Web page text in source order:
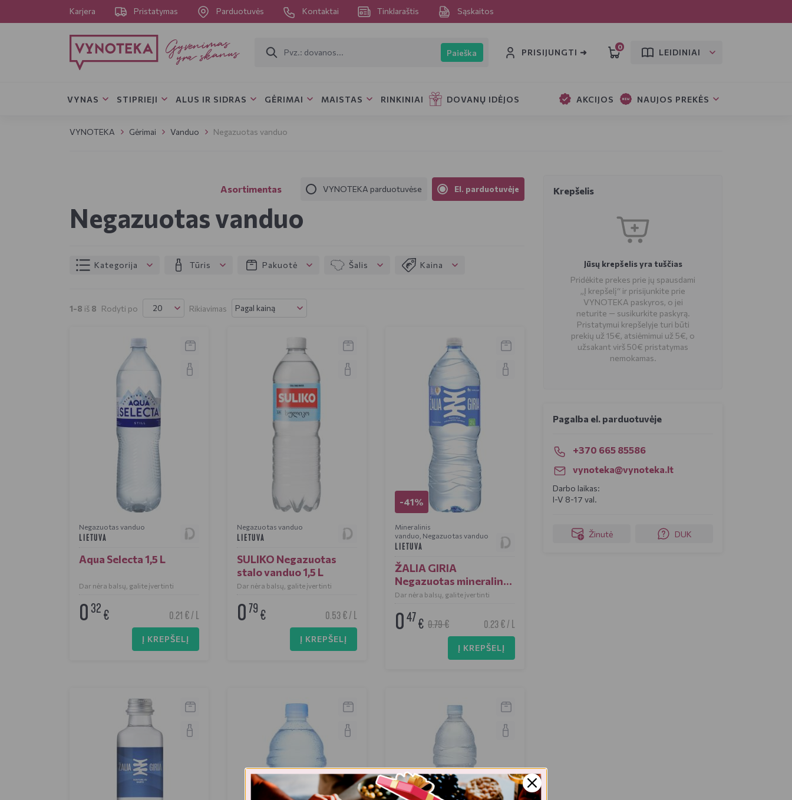
Karjera Pristatymas Parduotuvės Kontaktai Tinklaraštis Sąskaitos
Paieška PRISIJUNGTI ➜
0
LEIDINIAI
VYNAS STIPRIEJI ALUS IR SIDRAS GĖRIMAI MAISTAS RINKINIAI DOVANŲ IDĖJOS AKCIJOS NAUJOS PREKĖS
VYNOTEKA Gėrimai Vanduo Negazuotas vanduo
Asortimentas VYNOTEKA parduotuvėse El. parduotuvėje
Negazuotas vanduo
Kategorija Tūris Pakuotė Šalis Kaina
Rodyti po 20 Rikiavimas Pagal kainą
1-8 iš 8
Negazuotas vanduo
LIETUVA
Aqua Selecta 1,5 L
Dar nėra balsų, galite įvertinti
0 32€ 0.21 € / L
Į KREPŠELĮ
Negazuotas vanduo
LIETUVA
SULIKO Negazuotas
stalo vanduo 1,5 L
Dar nėra balsų, galite įvertinti
079€ 0.53 € / L
Į KREPŠELĮ
-41%
Mineralinis
vanduo Negazuotas vanduo
LIETUVA
ŽALIA GIRIA
Negazuotas mineralinis
vanduo 2 L
Dar nėra balsų, galite įvertinti
047€ 0.79 € 0.23 € / L
Į KREPŠELĮ
Krepšelis
Jūsų krepšelis yra tuščias
Pridėkite prekes prie jų spausdami
„Į krepšelį“ ir prisijunkite prie
VYNOTEKA paskyros, o jei
neturite — susikurkite paskyrą.
Pristatymui krepšelyje turi būti
prekių už 15€, atsiėmimui už 5€, o
užsakant virš 50€ pristatymas
nemokamas.
Pagalba el. parduotuvėje
+370 665 85586
vynoteka@vynoteka.lt
Darbo laikas:
I-V 8-17 val.
Žinutė DUK